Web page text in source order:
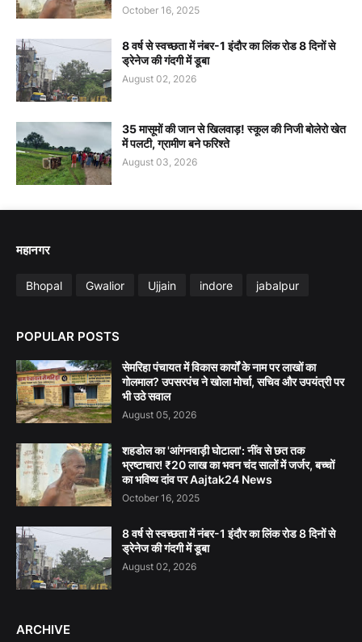
October 16, 2025
8 वर्ष से स्वच्छता में नंबर-1 इंदौर का लिंक रोड 8 दिनों से
ड्रेनेज की गंदगी में डूबा
August 02, 2026
35 मासूमों की जान से खिलवाड़! स्कूल की निजी बोलेरो खेत
में पलटी, ग्रामीण बने फरिश्ते
August 03, 2026
महानगर
Bhopal Gwalior Ujjain indore jabalpur
POPULAR POSTS
सेमरिहा पंचायत में विकास कार्यों के नाम पर लाखों का
गोलमाल? उपसरपंच ने खोला मोर्चा, सचिव और उपयंत्री पर
भी उठे सवाल
August 05, 2026
शहडोल का 'आंगनवाड़ी घोटाला': नींव से छत तक
भ्रष्टाचार! ₹20 लाख का भवन चंद सालों में जर्जर, बच्चों
का भविष्य दांव पर Aajtak24 News
October 16, 2025
8 वर्ष से स्वच्छता में नंबर-1 इंदौर का लिंक रोड 8 दिनों से
ड्रेनेज की गंदगी में डूबा
August 02, 2026
ARCHIVE